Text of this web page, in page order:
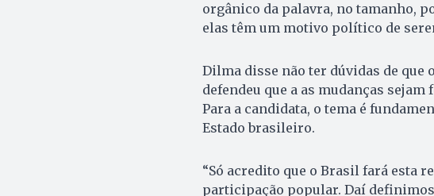
orgânico da palavra, no tamanho,
elas têm um motivo político de
Dilma disse não ter dúvidas de
defendeu que a as mudanças
Para a candidata, o tema é
Estado brasileiro.
“Só acredito que o Brasil fará esta
participação popular. Daí